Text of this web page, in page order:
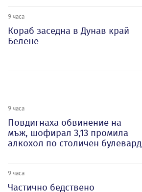
9 часа
Кораб заседна в Дунав край
Белене
9 часа
Повдигнаха обвинение на
мъж, шофирал 3,13 промила
алкохол по столичен булевард
9 часа
Частично бедствено